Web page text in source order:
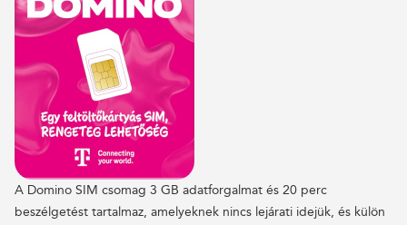
A Domino SIM csomag 3 GB adatforgalmat és 20 perc
beszélgetést tartalmaz, amelyeknek nincs lejárati idejük, és külön